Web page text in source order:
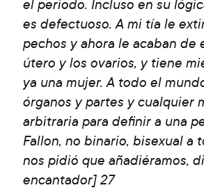
el periodo. Incluso en su
es defectuoso. A mi tía le
pechos y ahora le acaban de
útero y los ovarios, y tiene
ya una mujer. A todo el
órganos y partes y cualquier
arbitraria para definir a una
Fallon, no binario, bisexual a
nos pidió que añadiéramos,
encantador] 27